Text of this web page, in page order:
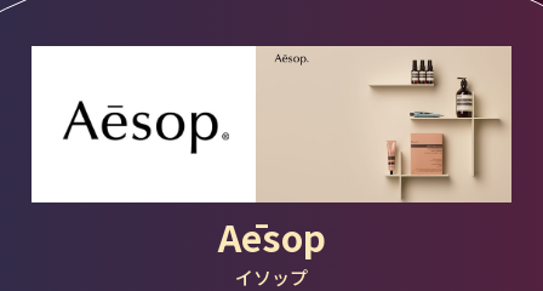
Aēsop
イソップ